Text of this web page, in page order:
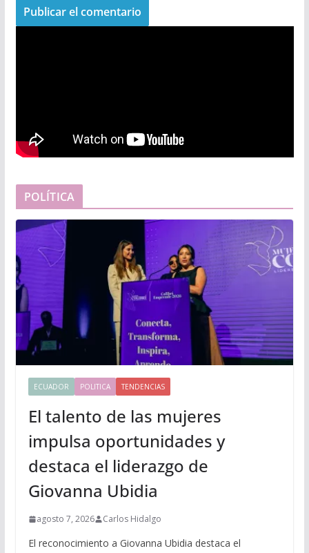
POLÍTICA
ECUADOR POLITICA TENDENCIAS
El talento de las mujeres
impulsa oportunidades y
destaca el liderazgo de
Giovanna Ubidia
agosto 7, 2026 Carlos Hidalgo
El reconocimiento a Giovanna Ubidia destaca el